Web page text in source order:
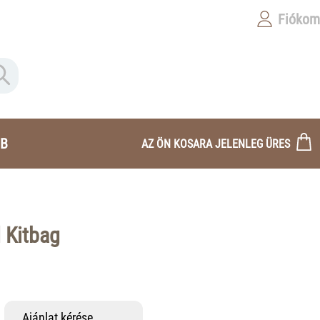
Fiókom
AZ ÖN KOSARA JELENLEG ÜRES